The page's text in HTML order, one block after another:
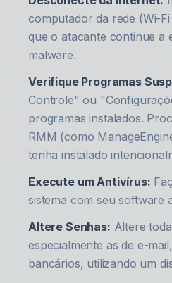
computador da rede (Wi-
que o atacante continue a
malware.
Verifique Programas
Controle" ou
programas instalados.
RMM (como
tenha instalado
Execute um Antivírus:
sistema com seu software
Altere Senhas: Altere
especialmente as de e-
bancários, utilizando um